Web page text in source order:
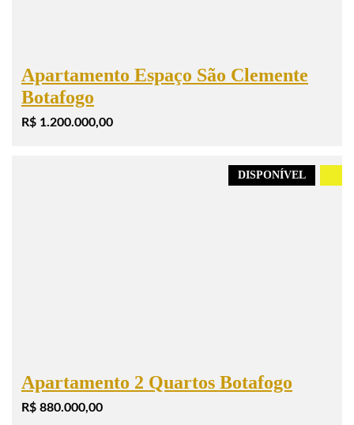
Apartamento Espaço São Clemente
Botafogo
R$ 1.200.000,00
DISPONÍVEL
Apartamento 2 Quartos Botafogo
R$ 880.000,00